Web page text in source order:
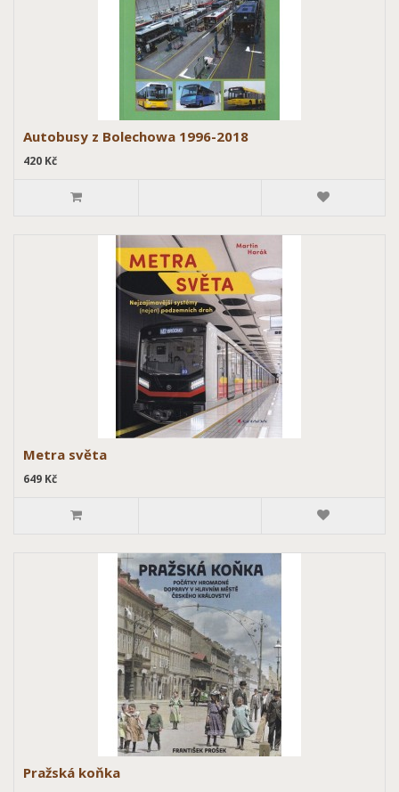
Autobusy z Bolechowa 1996-2018
420 Kč
Metra světa
649 Kč
Pražská koňka